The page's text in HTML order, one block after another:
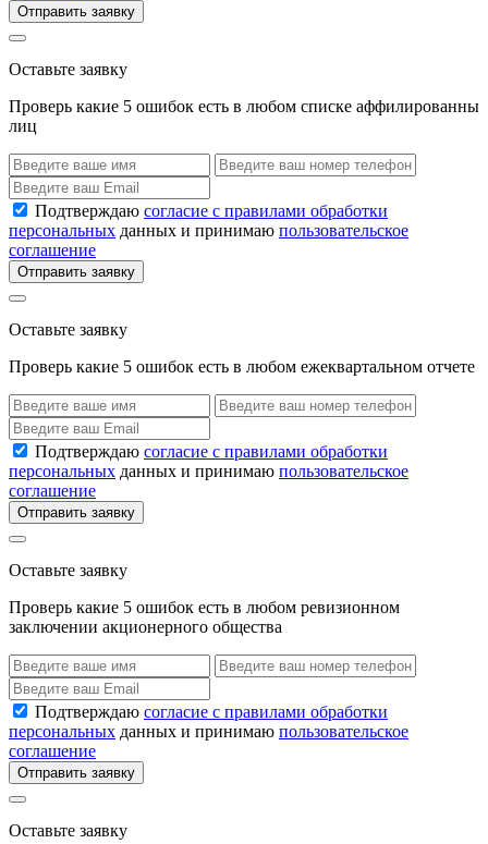
Отправить заявку
Оставьте заявку
Проверь какие 5 ошибок есть в любом списке аффилированны
лиц
Подтверждаю согласие с правилами обработки
персональных данных и принимаю пользовательское
соглашение
Отправить заявку
Оставьте заявку
Проверь какие 5 ошибок есть в любом ежеквартальном отчете
Подтверждаю согласие с правилами обработки
персональных данных и принимаю пользовательское
соглашение
Отправить заявку
Оставьте заявку
Проверь какие 5 ошибок есть в любом ревизионном
заключении акционерного общества
Подтверждаю согласие с правилами обработки
персональных данных и принимаю пользовательское
соглашение
Отправить заявку
Оставьте заявку